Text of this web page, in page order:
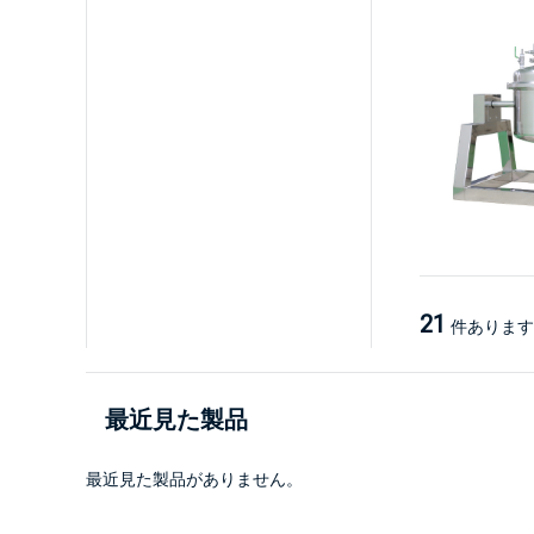
21 件あります
最近見た製品
最近見た製品がありません。